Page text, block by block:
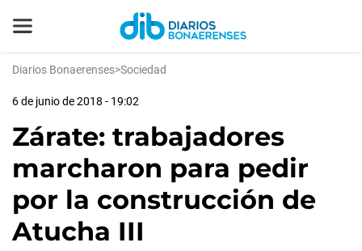
Diarios Bonaerenses>Sociedad
6 de junio de 2018 - 19:02
Zárate: trabajadores
marcharon para pedir
por la construcción de
Atucha III